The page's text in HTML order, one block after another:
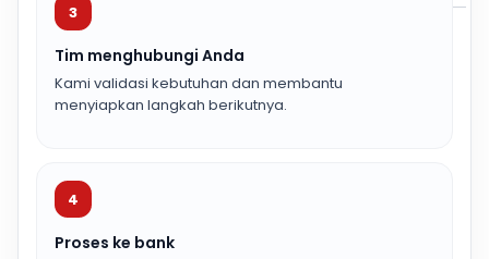
3
Tim menghubungi Anda
Kami validasi kebutuhan dan membantu
menyiapkan langkah berikutnya.
4
Proses ke bank